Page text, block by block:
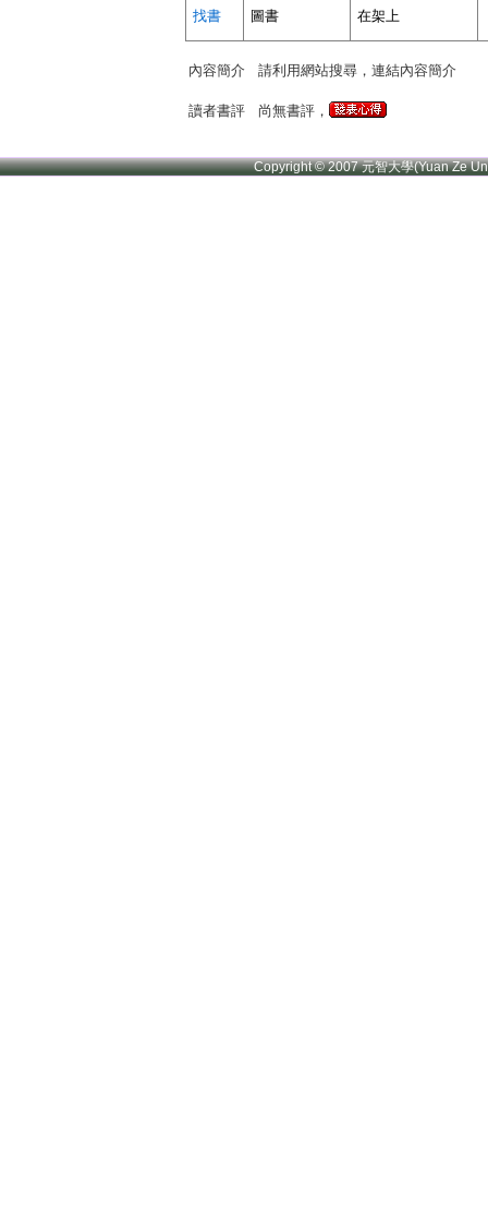
找書 圖書 在架上
內容簡介 請利用網站搜尋，連結內容簡介
讀者書評 尚無書評，
Copyright © 2007 元智大學(Yuan Ze